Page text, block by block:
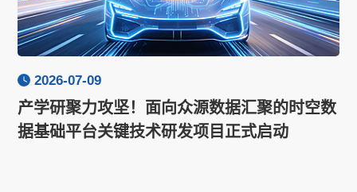
2026-07-09
产学研聚力攻坚！面向众源数据汇聚的时空数
据基础平台关键技术研发项目正式启动